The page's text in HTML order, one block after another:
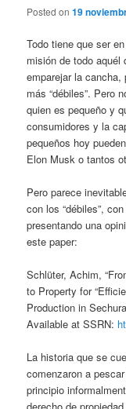
Posted on19
Todo tiene que ser
misión de todo aquél
emparejar la
más “débiles”. Pero
quien es pequeño y
consumidores y la
pequeños hoy
Elon Musk o tantos
Pero parece
con los “débiles”,
presentando una
este paper:
Schlüter, Achim,
to Property for
Production in
Available at SSRN:
La historia que se
comenzaron a
principio